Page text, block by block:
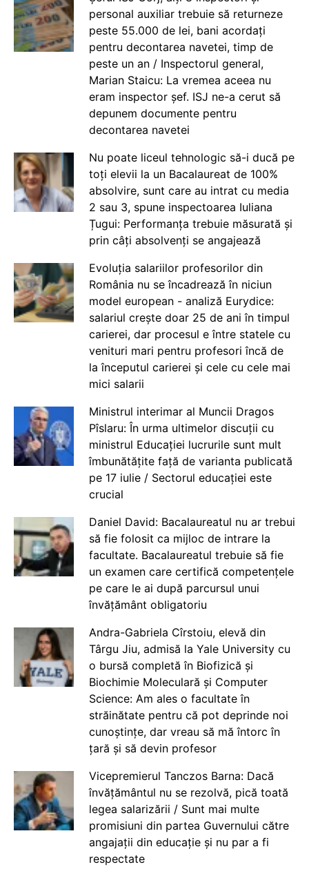
personal auxiliar trebuie să returneze
peste 55.000 de lei, bani acordați
pentru decontarea navetei, timp de
peste un an / Inspectorul general,
Marian Staicu: La vremea aceea nu
eram inspector șef. ISJ ne-a cerut să
depunem documente pentru
decontarea navetei
Nu poate liceul tehnologic să-i ducă pe
toți elevii la un Bacalaureat de 100%
absolvire, sunt care au intrat cu media
2 sau 3, spune inspectoarea Iuliana
Țugui: Performanța trebuie măsurată și
prin câți absolvenți se angajează
Evoluția salariilor profesorilor din
România nu se încadrează în niciun
model european - analiză Eurydice:
salariul crește doar 25 de ani în timpul
carierei, dar procesul e între statele cu
venituri mari pentru profesori încă de
la începutul carierei și cele cu cele mai
mici salarii
Ministrul interimar al Muncii Dragos
Pîslaru: În urma ultimelor discuții cu
ministrul Educației lucrurile sunt mult
îmbunătățite față de varianta publicată
pe 17 iulie / Sectorul educației este
crucial
Daniel David: Bacalaureatul nu ar trebui
să fie folosit ca mijloc de intrare la
facultate. Bacalaureatul trebuie să fie
un examen care certifică competențele
pe care le ai după parcursul unui
învățământ obligatoriu
Andra-Gabriela Cîrstoiu, elevă din
Târgu Jiu, admisă la Yale University cu
o bursă completă în Biofizică și
Biochimie Moleculară și Computer
Science: Am ales o facultate în
străinătate pentru că pot deprinde noi
cunoștințe, dar vreau să mă întorc în
țară și să devin profesor
Vicepremierul Tanczos Barna: Dacă
învățământul nu se rezolvă, pică toată
legea salarizării / Sunt mai multe
promisiuni din partea Guvernului către
angajații din educație și nu par a fi
respectate